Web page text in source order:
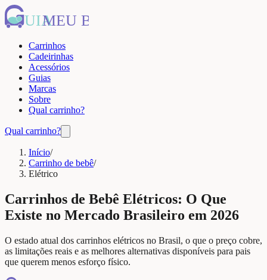
UIAMEU BEBÊ
Carrinhos
Cadeirinhas
Acessórios
Guias
Marcas
Sobre
Qual carrinho?
Qual carrinho?
Início/
Carrinho de bebê/
Elétrico
Carrinhos de Bebê Elétricos: O Que
Existe no Mercado Brasileiro em 2026
O estado atual dos carrinhos elétricos no Brasil, o que o preço cobre,
as limitações reais e as melhores alternativas disponíveis para pais
que querem menos esforço físico.